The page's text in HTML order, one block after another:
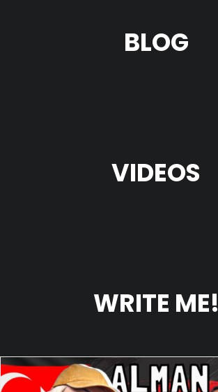
BLOG
VIDEOS
WRITE ME!